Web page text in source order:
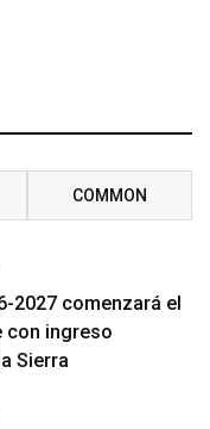
COMMON
2027 comenzará el
con ingreso
Sierra